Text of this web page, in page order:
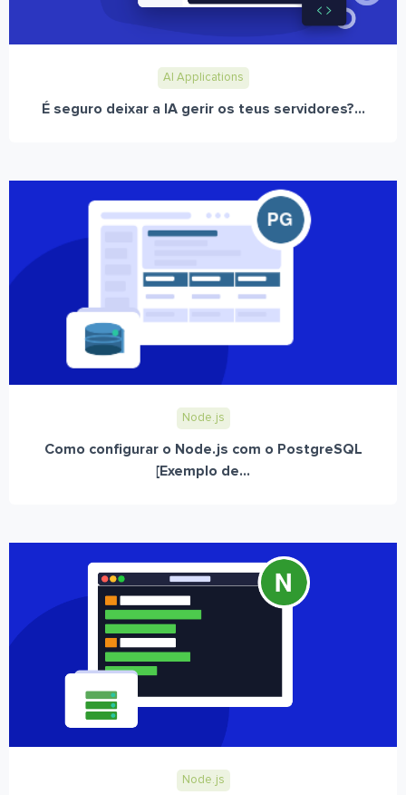
AI Applications
É seguro deixar a IA gerir os teus servidores?...
Node.js
Como configurar o Node.js com o PostgreSQL
[Exemplo de...
Node.js